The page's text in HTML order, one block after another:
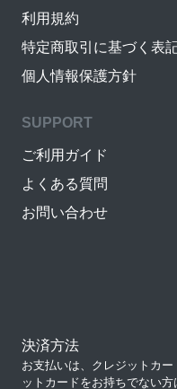
利用規約
特定商取引に基づく表
個人情報保護方針
SUPPORT
ご利用ガイド
よくある質問
お問い合わせ
決済方法
お支払いは、クレジットカ
ットカードをお持ちでない方